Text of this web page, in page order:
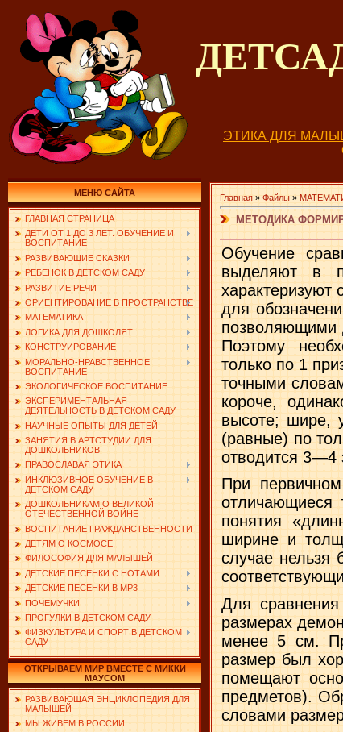
ЭТИКА ДЛЯ
МЕНЮ САЙТА
ГЛАВНАЯ СТРАНИЦА
ДЕТИ ОТ 1 ДО 3 ЛЕТ. ОБУЧЕНИЕ И
ВОСПИТАНИЕ
РАЗВИВАЮЩИЕ СКАЗКИ
РЕБЕНОК В ДЕТСКОМ САДУ
РАЗВИТИЕ РЕЧИ
ОРИЕНТИРОВАНИЕ В ПРОСТРАНСТВЕ
МАТЕМАТИКА
ЛОГИКА ДЛЯ ДОШКОЛЯТ
КОНСТРУИРОВАНИЕ
МОРАЛЬНО-НРАВСТВЕННОЕ
ВОСПИТАНИЕ
ЭКОЛОГИЧЕСКОЕ ВОСПИТАНИЕ
ЭКСПЕРИМЕНТАЛЬНАЯ
ДЕЯТЕЛЬНОСТЬ В ДЕТСКОМ САДУ
НАУЧНЫЕ ОПЫТЫ ДЛЯ ДЕТЕЙ
ЗАНЯТИЯ В АРТСТУДИИ ДЛЯ
ДОШКОЛЬНИКОВ
ПРАВОСЛАВАЯ ЭТИКА
ИНКЛЮЗИВНОЕ ОБУЧЕНИЕ В
ДЕТСКОМ САДУ
ДОШКОЛЬНИКАМ О ВЕЛИКОЙ
ОТЕЧЕСТВЕННОЙ ВОЙНЕ
ВОСПИТАНИЕ ГРАЖДАНСТВЕННОСТИ
ДЕТЯМ О КОСМОСЕ
ФИЛОСОФИЯ ДЛЯ МАЛЫШЕЙ
ДЕТСКИЕ ПЕСЕНКИ С НОТАМИ
ДЕТСКИЕ ПЕСЕНКИ В MP3
ПОЧЕМУЧКИ
ПРОГУЛКИ В ДЕТСКОМ САДУ
ФИЗКУЛЬТУРА И СПОРТ В ДЕТСКОМ
САДУ
ОТКРЫВАЕМ МИР ВМЕСТЕ С МИККИ
МАУСОМ
РАЗВИВАЮЩАЯ ЭНЦИКЛОПЕДИЯ ДЛЯ
МАЛЫШЕЙ
МЫ ЖИВЕМ В РОССИИ
Главная » Файлы »
МЕТОДИКА
Обучение
выделяют в
для
позволяющими
Поэтому
только по 1
точными
короче,
высоте; шире,
(равные) по
отво­дится 3—4
При
отличающиеся
понятия
ширине и
случае
Для
размерах
менее 5 см.
размер был
помещают
предметов).
словами